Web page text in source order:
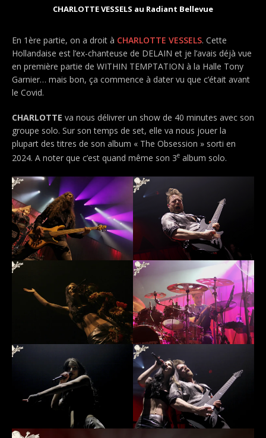
CHARLOTTE VESSELS au Radiant Bellevue
En 1ère partie, on a droit à CHARLOTTE VESSELS. Cette
Hollandaise est l’ex-chanteuse de DELAIN et je l’avais déjà vue
en première partie de WITHIN TEMPTATION à la Halle Tony
Garnier… mais bon, ça commence à dater vu que c’était avant
le Covid.
CHARLOTTE va nous délivrer un show de 40 minutes avec son
groupe solo. Sur son temps de set, elle va nous jouer la
plupart des titres de son album « The Obsession » sorti en
2024. A noter que c’est quand même son 3e album solo.